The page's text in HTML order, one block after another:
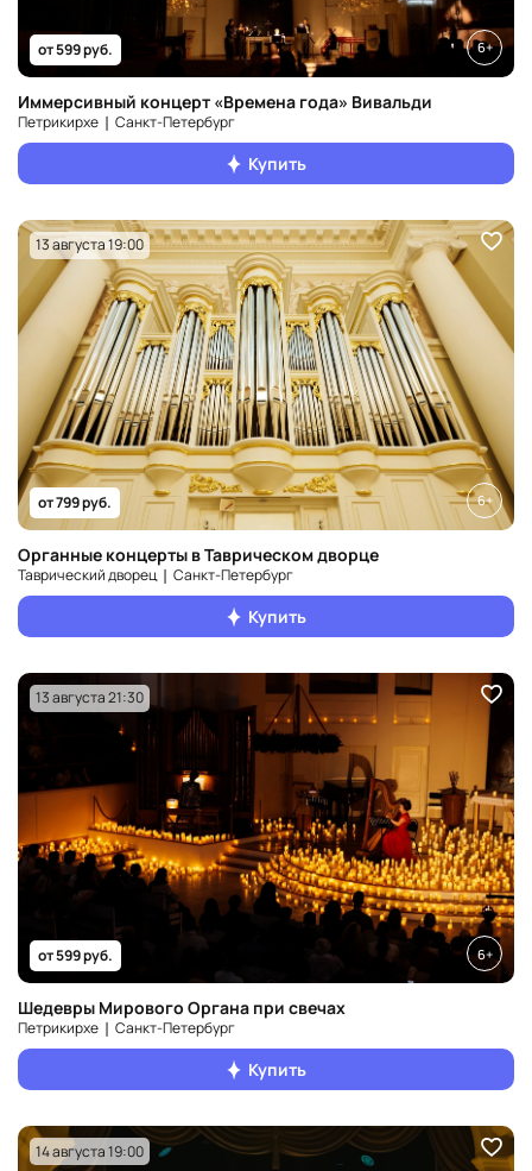
от 599 руб. 6+
Иммерсивный концерт «Времена года» Вивальди
Петрикирхе ❘ Санкт‑Петербург
Купить
13 августа 19:00
от 799 руб. 6+
Органные концерты в Таврическом дворце
Таврический дворец ❘ Санкт‑Петербург
Купить
13 августа 21:30
от 599 руб. 6+
Шедевры Мирового Органа при свечах
Петрикирхе ❘ Санкт‑Петербург
Купить
14 августа 19:00